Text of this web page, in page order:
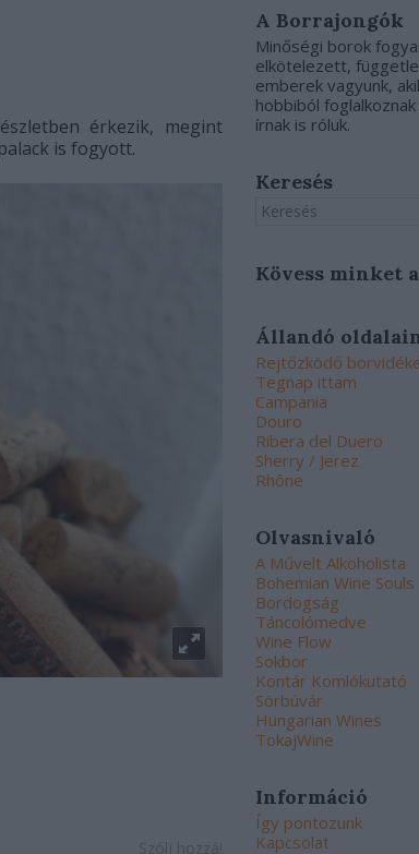
érkezik, megint
is fogyott.
A Borrajongók
Minőségi borok
elkötelezett,
emberek vagyunk,
hobbiból
írnak is róluk.
Keresés
Kövess minket
Állandó
Rejtőzködő
Tegnap ittam
Campania
Douro
Ribera del Duero
Sherry / Jerez
Rhône
Olvasnivaló
A Művelt Alkoholista
Bohemian Wine Souls
Bordogság
Táncolómedve
Wine Flow
Sokbor
Kontár Komlókutató
Sörbúvár
Hungarian Wines
TokajWine
Információ
Így pontozunk
Kapcsolat